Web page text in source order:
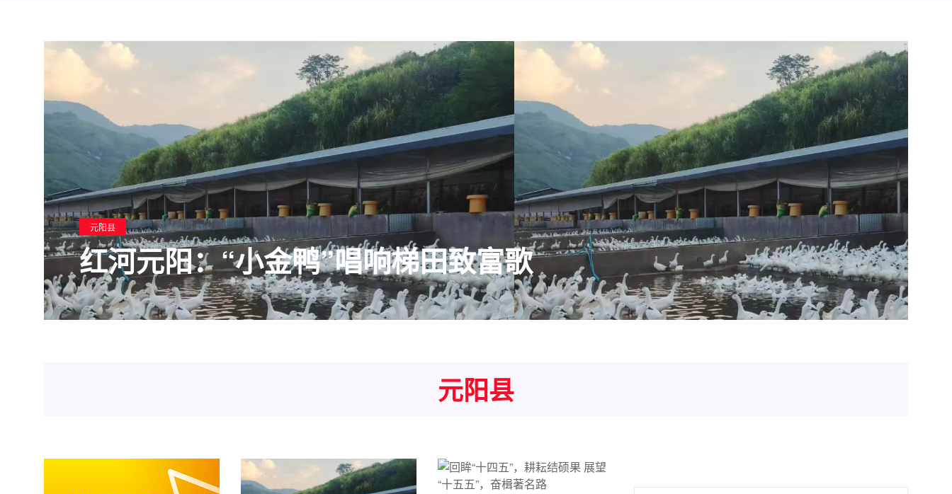
元阳县
红河元阳：“小金鸭”唱响梯田致富歌
元阳县